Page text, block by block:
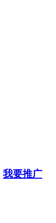
我要推广